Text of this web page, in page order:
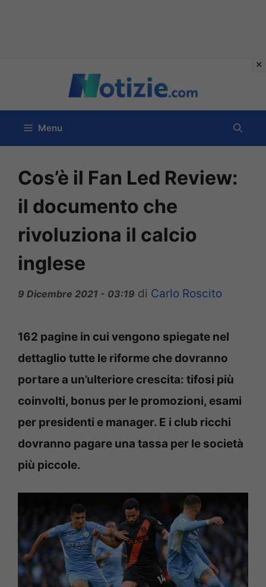
contenuto
Menu
Cos’è il Fan Led Review:
il documento che
rivoluziona il calcio
inglese
9 Dicembre 2021 - 03:19 di Carlo Roscito
162 pagine in cui vengono spiegate nel
dettaglio tutte le riforme che dovranno
portare a un’ulteriore crescita: tifosi più
coinvolti, bonus per le promozioni, esami
per presidenti e manager. E i club ricchi
dovranno pagare una tassa per le società
più piccole.